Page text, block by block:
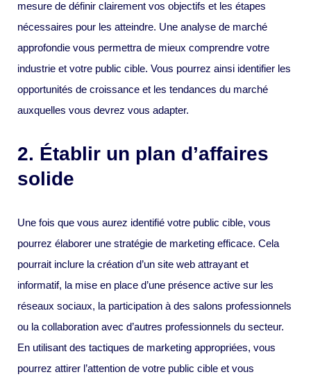
mesure de définir clairement vos objectifs et les étapes
nécessaires pour les atteindre. Une analyse de marché
approfondie vous permettra de mieux comprendre votre
industrie et votre public cible. Vous pourrez ainsi identifier les
opportunités de croissance et les tendances du marché
auxquelles vous devrez vous adapter.
2. Établir un plan d’affaires
solide
Une fois que vous aurez identifié votre public cible, vous
pourrez élaborer une stratégie de marketing efficace. Cela
pourrait inclure la création d’un site web attrayant et
informatif, la mise en place d’une présence active sur les
réseaux sociaux, la participation à des salons professionnels
ou la collaboration avec d’autres professionnels du secteur.
En utilisant des tactiques de marketing appropriées, vous
pourrez attirer l’attention de votre public cible et vous